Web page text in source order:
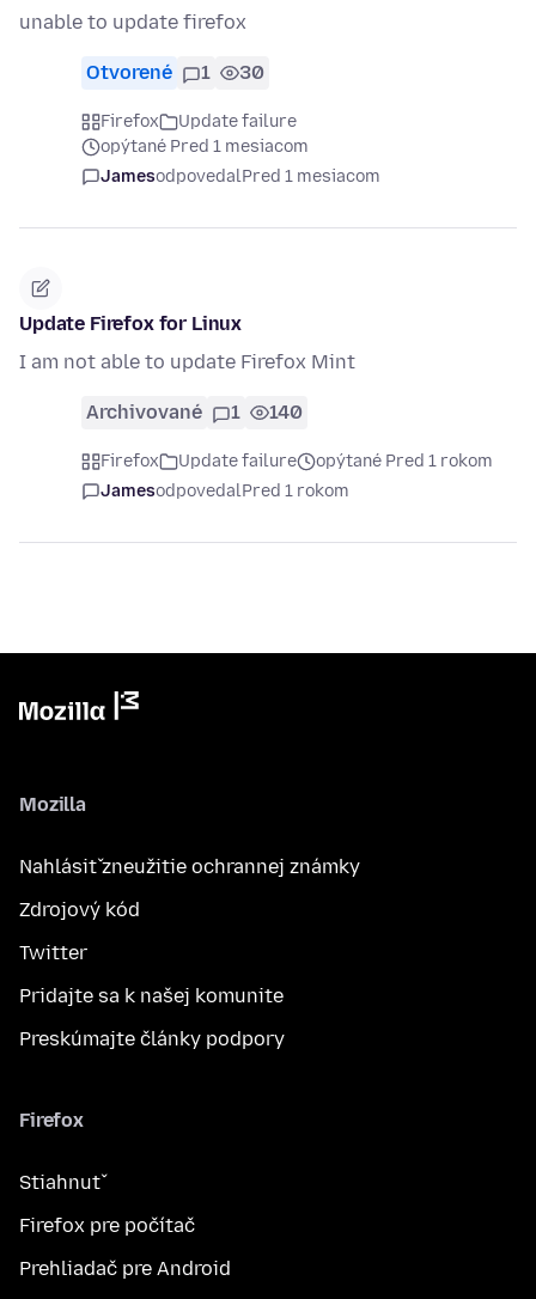
unable to update firefox
Otvorené 1 30
Firefox
Update failure
opýtané Pred 1 mesiacom
JamesodpovedalPred 1 mesiacom
Update Firefox for Linux
I am not able to update Firefox Mint
Archivované 1 140
Firefox Update failure
opýtané Pred 1 rokom
JamesodpovedalPred 1 rokom
Mozilla
Nahlásiť zneužitie ochrannej známky
Zdrojový kód
Twitter
Pridajte sa k našej komunite
Preskúmajte články podpory
Firefox
Stiahnuť
Firefox pre počítač
Prehliadač pre Android